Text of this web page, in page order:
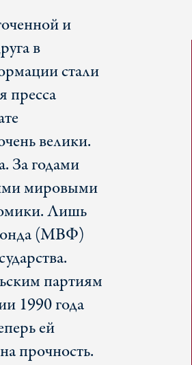
и
в
стали
пресса
велики.
За годами
мировыми
Лишь
(МВФ)
партиям
1990 года
ей
прочность.